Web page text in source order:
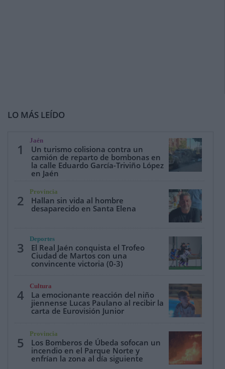
LO MÁS LEÍDO
1
Jaén
Un turismo colisiona contra un
camión de reparto de bombonas en
la calle Eduardo García-Triviño López
en Jaén
2
Provincia
Hallan sin vida al hombre
desaparecido en Santa Elena
3
Deportes
El Real Jaén conquista el Trofeo
Ciudad de Martos con una
convincente victoria (0-3)
4
Cultura
La emocionante reacción del niño
jiennense Lucas Paulano al recibir la
carta de Eurovisión Junior
5
Provincia
Los Bomberos de Úbeda sofocan un
incendio en el Parque Norte y
enfrían la zona al día siguiente